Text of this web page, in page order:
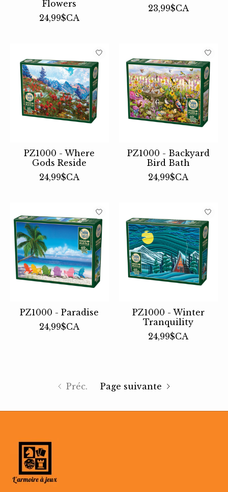
Flowers
24,99$CA
23,99$CA
PZ1000 - Where
Gods Reside
24,99$CA
PZ1000 - Backyard
Bird Bath
24,99$CA
PZ1000 - Paradise
24,99$CA
PZ1000 - Winter
Tranquility
24,99$CA
Préc. Page suivante